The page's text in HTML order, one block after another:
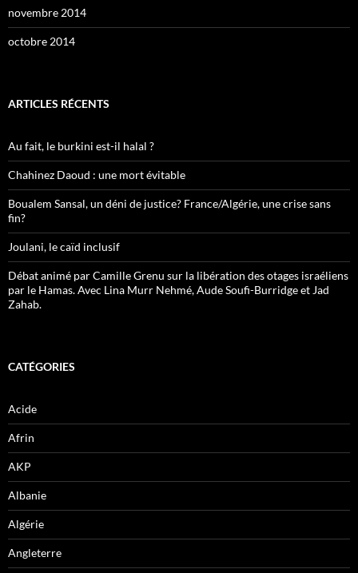
novembre 2014
octobre 2014
ARTICLES RÉCENTS
Au fait, le burkini est-il halal ?
Chahinez Daoud : une mort évitable
Boualem Sansal, un déni de justice? France/Algérie, une crise sans
fin?
Joulani, le caïd inclusif
Débat animé par Camille Grenu sur la libération des otages israéliens
par le Hamas. Avec Lina Murr Nehmé, Aude Soufi-Burridge et Jad
Zahab.
CATÉGORIES
Acide
Afrin
AKP
Albanie
Algérie
Angleterre